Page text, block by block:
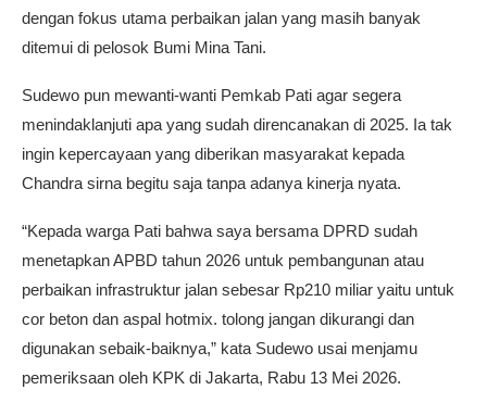
dengan fokus utama perbaikan jalan yang masih banyak
ditemui di pelosok Bumi Mina Tani.
Sudewo pun mewanti-wanti Pemkab Pati agar segera
menindaklanjuti apa yang sudah direncanakan di 2025. Ia tak
ingin kepercayaan yang diberikan masyarakat kepada
Chandra sirna begitu saja tanpa adanya kinerja nyata.
“Kepada warga Pati bahwa saya bersama DPRD sudah
menetapkan APBD tahun 2026 untuk pembangunan atau
perbaikan infrastruktur jalan sebesar Rp210 miliar yaitu untuk
cor beton dan aspal hotmix. tolong jangan dikurangi dan
digunakan sebaik-baiknya,” kata Sudewo usai menjamu
pemeriksaan oleh KPK di Jakarta, Rabu 13 Mei 2026.